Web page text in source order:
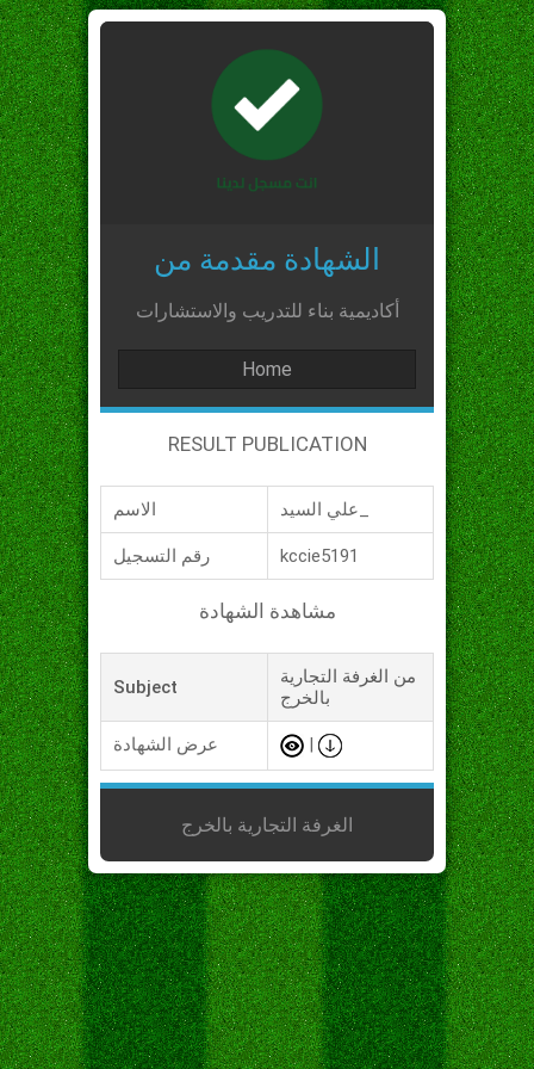
الشهادة مقدمة من
أكاديمية بناء للتدريب والاستشارات
Home
RESULT PUBLICATION
الاسم
رقم التسجيل kccie5191
مشاهدة الشهادة
Subject
من الغرفة التجارية
بالخرج
عرض الشهادة
الغرفة التجارية بالخرج